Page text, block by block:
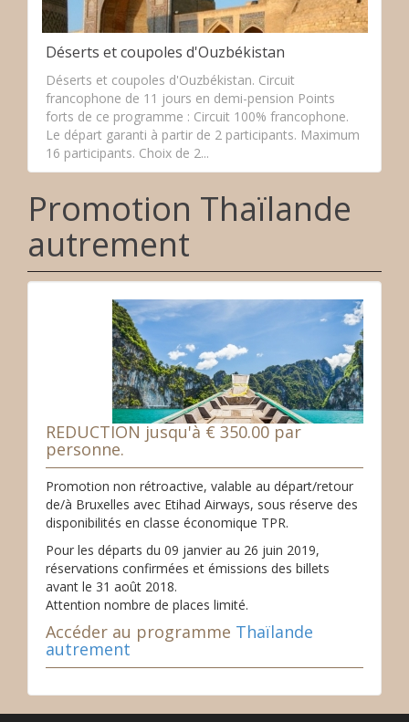
Déserts et coupoles d'Ouzbékistan
Déserts et coupoles d'Ouzbékistan. Circuit
francophone de 11 jours en demi-pension Points
forts de ce programme : Circuit 100% francophone.
Le départ garanti à partir de 2 participants. Maximum
16 participants. Choix de 2...
Promotion Thaïlande
autrement
REDUCTION jusqu'à € 350.00 par
personne.
Promotion non rétroactive, valable au départ/retour
de/à Bruxelles avec Etihad Airways, sous réserve des
disponibilités en classe économique TPR.
Pour les départs du 09 janvier au 26 juin 2019,
réservations confirmées et émissions des billets
avant le 31 août 2018.
Attention nombre de places limité.
Accéder au programme Thaïlande
autrement